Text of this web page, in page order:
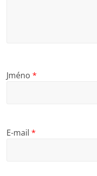
Jméno*
E-mail*